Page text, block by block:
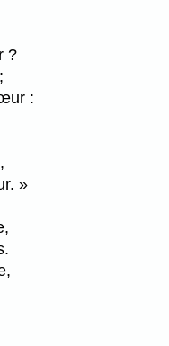
?
:
»